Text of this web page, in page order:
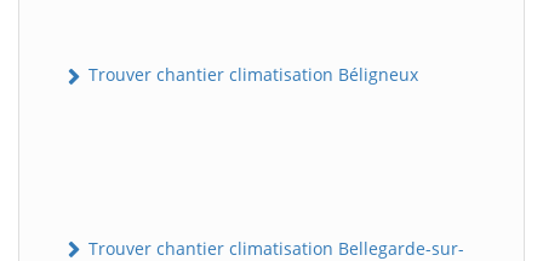
Trouver chantier climatisation Béligneux
Trouver chantier climatisation Bellegarde-sur-